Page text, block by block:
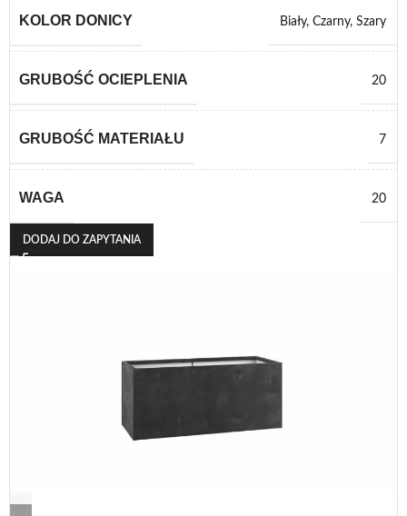
KOLOR DONICY Biały, Czarny, Szary
GRUBOŚĆ OCIEPLENIA 20
GRUBOŚĆ MATERIAŁU 7
WAGA 20
DODAJ DO ZAPYTANIA